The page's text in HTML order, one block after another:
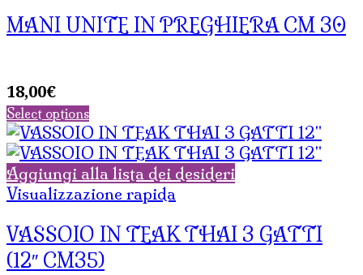
MANI UNITE IN PREGHIERA CM 30
18,00€
Select options
Aggiungi alla lista dei desideri
Visualizzazione rapida
VASSOIO IN TEAK THAI 3 GATTI
(12″ CM35)